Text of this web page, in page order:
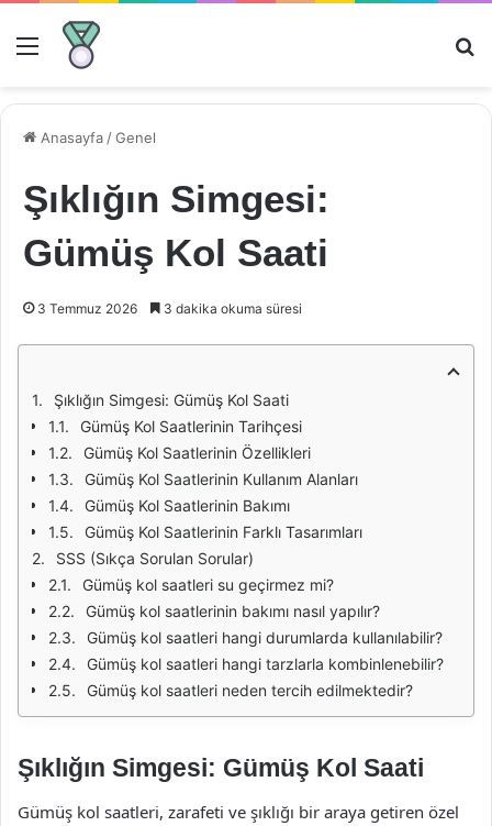
Menü
Anasayfa /Genel
Şıklığın Simgesi:
Gümüş Kol Saati
3 Temmuz 2026 3 dakika okuma süresi
Şıklığın Simgesi: Gümüş Kol Saati
Gümüş Kol Saatlerinin Tarihçesi
Gümüş Kol Saatlerinin Özellikleri
Gümüş Kol Saatlerinin Kullanım Alanları
Gümüş Kol Saatlerinin Bakımı
Gümüş Kol Saatlerinin Farklı Tasarımları
SSS (Sıkça Sorulan Sorular)
Gümüş kol saatleri su geçirmez mi?
Gümüş kol saatlerinin bakımı nasıl yapılır?
Gümüş kol saatleri hangi durumlarda kullanılabilir?
Gümüş kol saatleri hangi tarzlarla kombinlenebilir?
Gümüş kol saatleri neden tercih edilmektedir?
Şıklığın Simgesi: Gümüş Kol Saati
Gümüş kol saatleri, zarafeti ve şıklığı bir araya getiren özel